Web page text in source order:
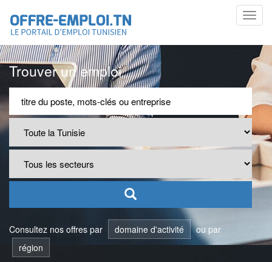
Trouver un emploi
Consultez nos offres par domaine d'activité
ou par
région